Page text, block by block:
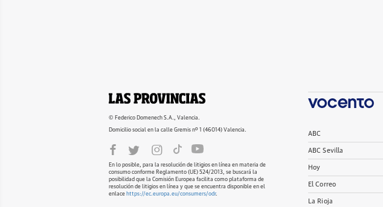
© Federico Domenech S.A., Valencia.
Domicilio social en la calle Gremis nº 1 (46014) Valencia.
En lo posible, para la resolución de litigios en línea en materia de
consumo conforme Reglamento (UE) 524/2013, se buscará la
posibilidad que la Comisión Europea facilita como plataforma de
resolución de litigios en línea y que se encuentra disponible en el
enlace https://ec.europa.eu/consumers/odr.
ABC
ABC Sevilla
Hoy
El Correo
La Rioja